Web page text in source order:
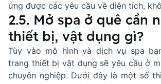
ứng được các yêu cầu về diện tích,
2.5. Mở spa ở quê cần
thiết bị, vật dụng gì?
Tùy vào mô hình và dịch vụ spa
trang thiết bị vật dụng sẽ yêu cầu ở
chuyên nghiệp. Dưới đây là một số